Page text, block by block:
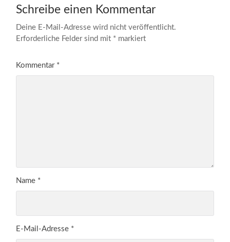
Schreibe einen Kommentar
Deine E-Mail-Adresse wird nicht veröffentlicht.
Erforderliche Felder sind mit * markiert
Kommentar *
Name *
E-Mail-Adresse *